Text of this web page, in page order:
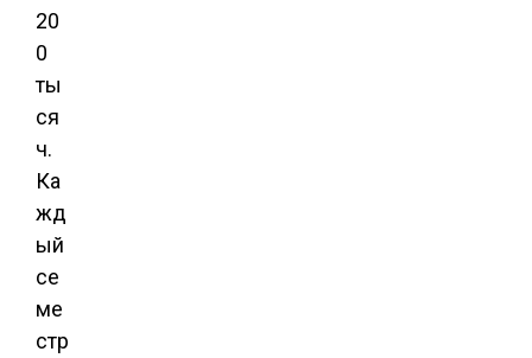
20
0
ты
ся
ч.
Ка
жд
ый
се
ме
стр